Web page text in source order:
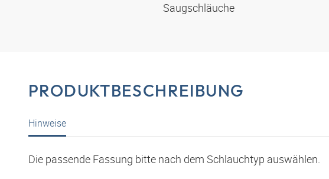
Saugschläuche
PRODUKTBESCHREIBUNG
Hinweise
Die passende Fassung bitte nach dem Schlauchtyp auswählen.